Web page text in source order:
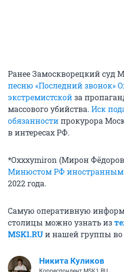
Ранее Замоскворецкий суд
песню «Последний звонок»
экстремистскойза
массового убийства. Иск
обязанностипрокурора
в интересах РФ.
*Oxxxymiron (Мирон
Минюстом РФ иностранным
2022 года.
Самую оперативную
столицы можно узнать из
MSK1.RUи нашей группы во
Никита Куликов